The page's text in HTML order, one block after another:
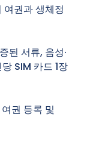
권과 생체정
된 서류, 음성·
SIM 카드 1장
권 등록 및